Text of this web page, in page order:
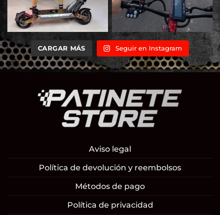
CARGAR MÁS Seguir en Instagram
Aviso legal
Política de devolución y reembolsos
Métodos de pago
Política de privacidad